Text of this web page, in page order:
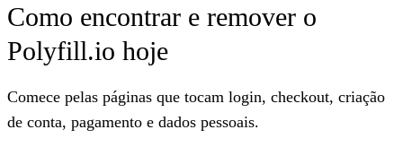
Como encontrar e remover o
Polyfill.io hoje
Comece pelas páginas que tocam login, checkout, criação
de conta, pagamento e dados pessoais.